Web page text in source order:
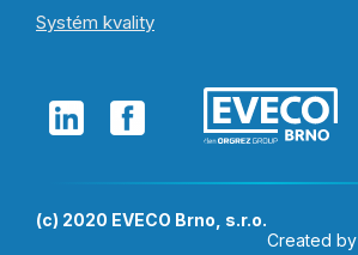
Systém kvality
(c) 2020 EVECO Brno, s.r.o.
Created by